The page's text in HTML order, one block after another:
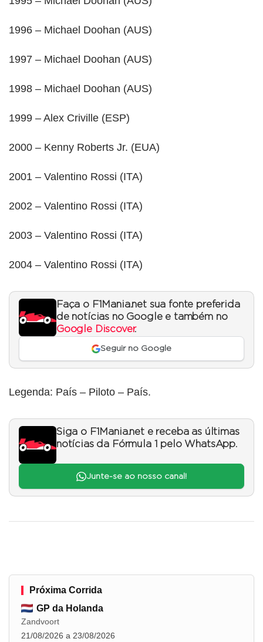
1996 – Michael Doohan (AUS)
1997 – Michael Doohan (AUS)
1998 – Michael Doohan (AUS)
1999 – Alex Criville (ESP)
2000 – Kenny Roberts Jr. (EUA)
2001 – Valentino Rossi (ITA)
2002 – Valentino Rossi (ITA)
2003 – Valentino Rossi (ITA)
2004 – Valentino Rossi (ITA)
Faça o F1Mania.net sua fonte preferida
de notícias no Google e também no
Google Discover.
Seguir no Google
Legenda: País – Piloto – País.
Siga o F1Mania.net e receba as últimas
notícias da Fórmula 1 pelo WhatsApp.
Junte-se ao nosso canal!
Próxima Corrida
GP da Holanda
Zandvoort
21/08/2026 a 23/08/2026